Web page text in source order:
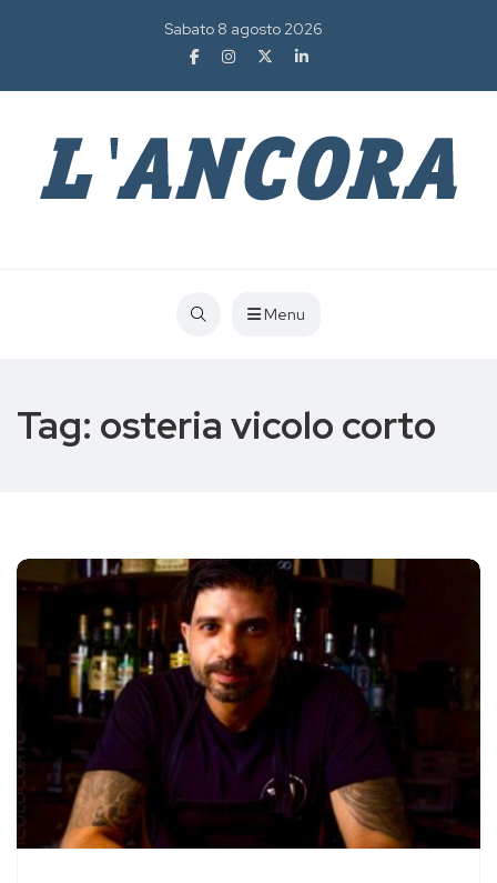
Sabato 8 agosto 2026
Menu
Tag: osteria vicolo corto